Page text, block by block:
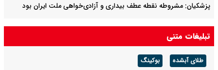
پزشکیان: مشروطه نقطه عطف بیداری و آزادی‌خواهی ملت ایران بود
امیر دریادار منصور فلاحی درگذشت
تبلیغات متنی
طلای آبشده بوکینگ